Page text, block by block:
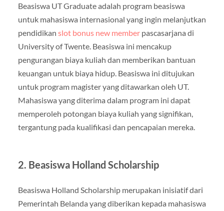
Beasiswa UT Graduate adalah program beasiswa
untuk mahasiswa internasional yang ingin melanjutkan
pendidikan slot bonus new memberpascasarjana di
University of Twente. Beasiswa ini mencakup
pengurangan biaya kuliah dan memberikan bantuan
keuangan untuk biaya hidup. Beasiswa ini ditujukan
untuk program magister yang ditawarkan oleh UT.
Mahasiswa yang diterima dalam program ini dapat
memperoleh potongan biaya kuliah yang signifikan,
tergantung pada kualifikasi dan pencapaian mereka.
2. Beasiswa Holland Scholarship
Beasiswa Holland Scholarship merupakan inisiatif dari
Pemerintah Belanda yang diberikan kepada mahasiswa